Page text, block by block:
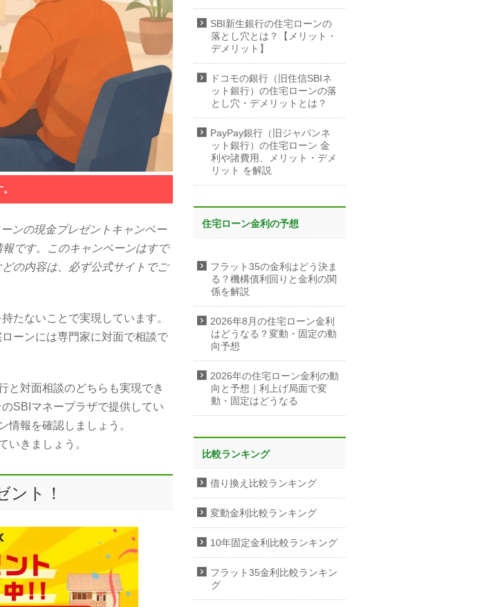
ンの現金プレゼントキャンペー
です。このキャンペーンはすで
の内容は、必ず公式サイトでご
たないことで実現しています。
ーンには専門家に対面で相談で
と対面相談のどちらも実現でき
SBIマネープラザで提供してい
情報を確認しましょう。
いきましょう。
ント！
SBI新生銀行の住宅ローンの
落とし穴とは？【メリット・
デメリット】
ドコモの銀行（旧住信SBIネ
ット銀行）の住宅ローンの落
とし穴・デメリットとは？
PayPay銀行（旧ジャパンネ
ット銀行）の住宅ローン 金
利や諸費用、メリット・デメ
リット を解説
住宅ローン金利の予想
フラット35の金利はどう決ま
る？機構債利回りと金利の関
係を解説
2026年8月の住宅ローン金利
はどうなる？変動・固定の動
向予想
2026年の住宅ローン金利の動
向と予想｜利上げ局面で変
動・固定はどうなる
比較ランキング
借り換え比較ランキング
変動金利比較ランキング
10年固定金利比較ランキング
フラット35金利比較ランキン
グ